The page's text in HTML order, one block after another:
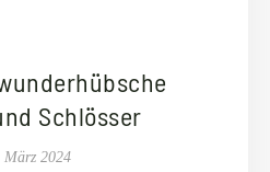
Schlösser
März 2024